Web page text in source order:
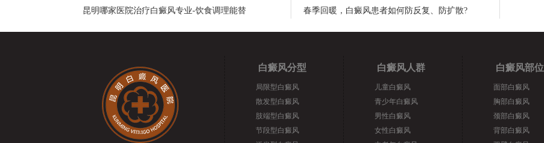
昆明哪家医院治疗白癜风专业-饮食调理能替
春季回暖，白癜风患者如何防反复、防扩散?
白癜风分型
局限型白癜风
散发型白癜风
肢端型白癜风
节段型白癜风
白癜风人群
儿童白癜风
青少年白癜风
男性白癜风
女性白癜风
白癜风部位
面部白癜风
胸部白癜风
颈部白癜风
背部白癜风